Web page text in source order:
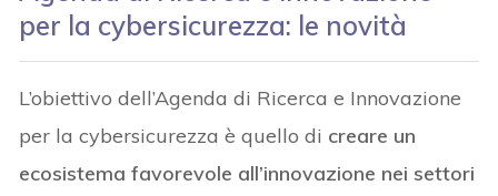
per la cybersicurezza: le novità
L’obiettivo dell’Agenda di Ricerca e Innovazione
per la cybersicurezza è quello di creare un
ecosistema favorevole all’innovazione nei settori